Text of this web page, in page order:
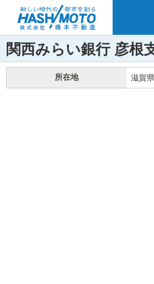
関西みらい銀行 彦根
所在地 滋賀